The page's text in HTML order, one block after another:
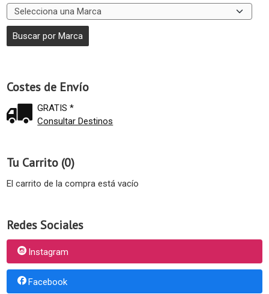
Costes de Envío
GRATIS *
Consultar Destinos
Tu Carrito (0)
El carrito de la compra está vacío
Redes Sociales
Instagram
Facebook